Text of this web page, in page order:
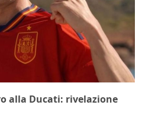
alla Ducati: rivelazione